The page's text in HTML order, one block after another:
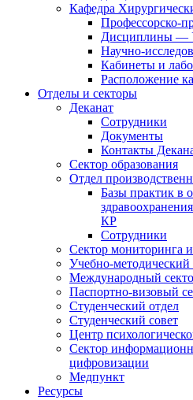
Кафедра
Профессорско-
Дисциплины
Научно-
Кабинеты и
Расположение
Отделы и секторы
Деканат
Сотрудники
Документы
Контакты
Сектор образования
Отдел
Базы практик в
КР
Сотрудники
Сектор мониторинга и
Учебно-методический
Международный
Паспортно-визовый
Студенческий отдел
Студенческий совет
Центр
Сектор
цифровизации
Медпункт
Ресурсы